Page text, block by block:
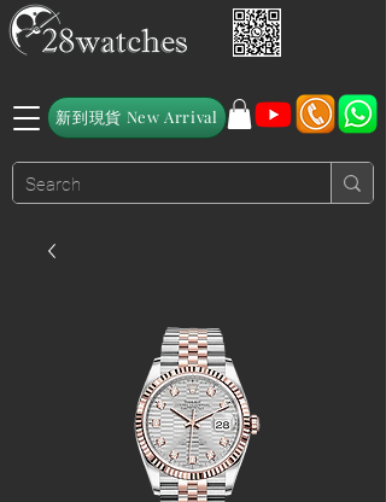
新到現貨 New Arrival